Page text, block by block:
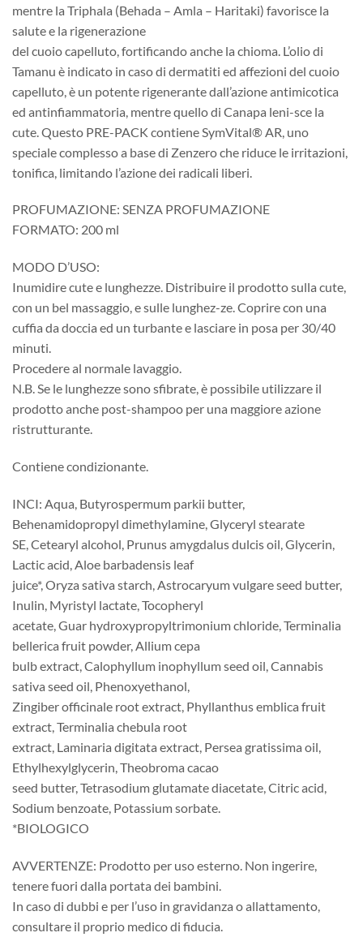
mentre la Triphala (Behada – Amla – Haritaki) favorisce la
salute e la rigenerazione
del cuoio capelluto, fortificando anche la chioma. L’olio di
Tamanu è indicato in caso di dermatiti ed affezioni del cuoio
capelluto, è un potente rigenerante dall’azione antimicotica
ed antinfiammatoria, mentre quello di Canapa leni-sce la
cute. Questo PRE-PACK contiene SymVital® AR, uno
speciale complesso a base di Zenzero che riduce le irritazioni,
tonifica, limitando l’azione dei radicali liberi.
PROFUMAZIONE: SENZA PROFUMAZIONE
FORMATO: 200 ml
MODO D’USO:
Inumidire cute e lunghezze. Distribuire il prodotto sulla cute,
con un bel massaggio, e sulle lunghez-ze. Coprire con una
cuffia da doccia ed un turbante e lasciare in posa per 30/40
minuti.
Procedere al normale lavaggio.
N.B. Se le lunghezze sono sfibrate, è possibile utilizzare il
prodotto anche post-shampoo per una maggiore azione
ristrutturante.
Contiene condizionante.
INCI: Aqua, Butyrospermum parkii butter,
Behenamidopropyl dimethylamine, Glyceryl stearate
SE, Cetearyl alcohol, Prunus amygdalus dulcis oil, Glycerin,
Lactic acid, Aloe barbadensis leaf
juice*, Oryza sativa starch, Astrocaryum vulgare seed butter,
Inulin, Myristyl lactate, Tocopheryl
acetate, Guar hydroxypropyltrimonium chloride, Terminalia
bellerica fruit powder, Allium cepa
bulb extract, Calophyllum inophyllum seed oil, Cannabis
sativa seed oil, Phenoxyethanol,
Zingiber officinale root extract, Phyllanthus emblica fruit
extract, Terminalia chebula root
extract, Laminaria digitata extract, Persea gratissima oil,
Ethylhexylglycerin, Theobroma cacao
seed butter, Tetrasodium glutamate diacetate, Citric acid,
Sodium benzoate, Potassium sorbate.
*BIOLOGICO
AVVERTENZE: Prodotto per uso esterno. Non ingerire,
tenere fuori dalla portata dei bambini.
In caso di dubbi e per l’uso in gravidanza o allattamento,
consultare il proprio medico di fiducia.